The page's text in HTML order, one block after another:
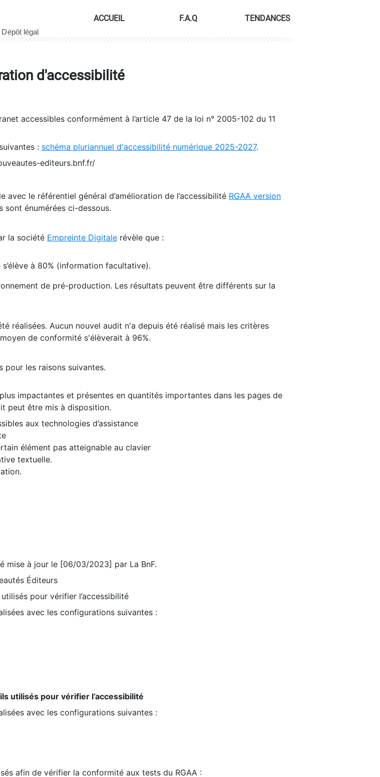
ACCUEIL F.A.Q TENDANCES
d'accessibilité
accessibles conformément à l’article 47 de la loi n° 2005-102 du 11
: schéma pluriannuel d'accessibilité numérique 2025-2027.
editeurs.bnf.fr/
avec le référentiel général d’amélioration de l’accessibilité RGAA version
énumérées ci-dessous.
la société Empreinte Digitale révèle que :
à 80% (information facultative).
de pré-production. Les résultats peuvent être différents sur la
réalisées. Aucun nouvel audit n'a depuis été réalisé mais les critères
de conformité s'élèverait à 96%.
pour les raisons suivantes.
impactantes et présentes en quantités importantes dans les pages de
peut être mis à disposition.
aux technologies d’assistance
élément pas atteignable au clavier
textuelle.
mise à jour le [06/03/2023] par La BnF.
Éditeurs
pour vérifier l’accessibilité
avec les configurations suivantes :
utilisés pour vérifier l’accessibilité
avec les configurations suivantes :
afin de vérifier la conformité aux tests du RGAA :